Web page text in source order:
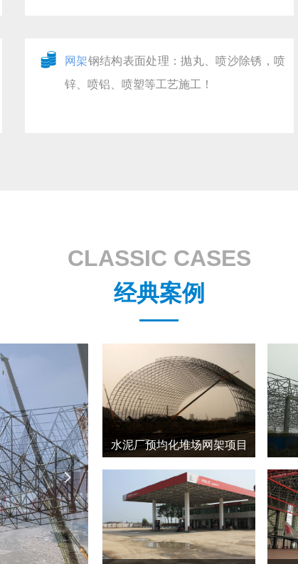
뀂 网架钢结构表面处理：抛丸、喷沙除锈，喷
锌、喷铝、喷塑等工艺施工！
CLASSIC CASES
经典案例
넲
水泥厂预均化堆场网架项目